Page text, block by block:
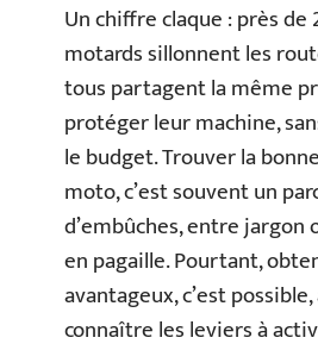
Un chiffre claque : près de
motards sillonnent les
tous partagent la même
protéger leur machine,
le budget. Trouver la
moto, c’est souvent un
d’embûches, entre jargon
en pagaille. Pourtant,
avantageux, c’est
connaître les leviers à